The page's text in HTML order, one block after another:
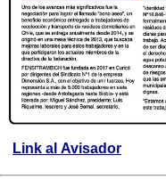
Link al Avisador